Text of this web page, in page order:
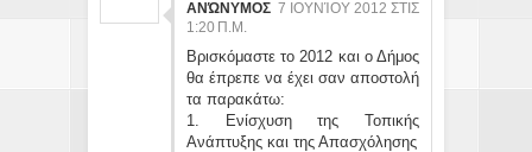
ΑΝΏΝΥΜΟΣ 7 ΙΟΥΝΊΟΥ 2012 ΣΤΙΣ
1:20 Π.Μ.
Βρισκόμαστε το 2012 και ο Δήμος
θα έπρεπε να έχει σαν αποστολή
τα παρακάτω:
1. Ενίσχυση της Τοπικής
Ανάπτυξης και της Απασχόλησης